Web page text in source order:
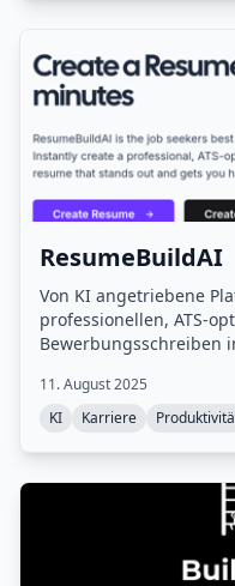
ResumeBuildAI
Von KI angetriebene
professionellen, ATS-
Bewerbungsschreiben
11. August 2025
KI
Karriere